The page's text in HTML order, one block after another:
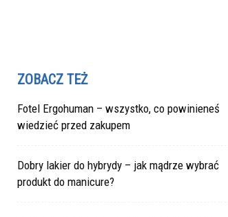
ZOBACZ TEŻ
Fotel Ergohuman – wszystko, co powinieneś
wiedzieć przed zakupem
Dobry lakier do hybrydy – jak mądrze wybrać
produkt do manicure?